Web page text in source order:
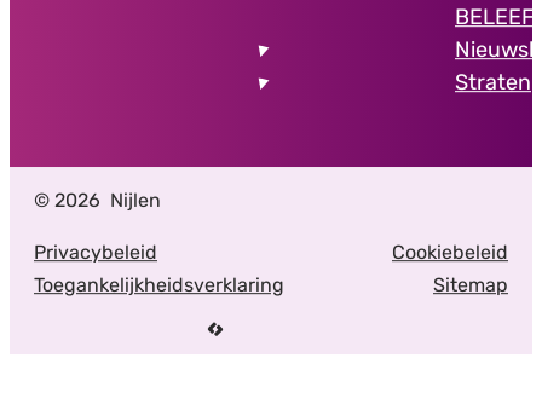
BELEEF
© 2026 Nijlen
Privacybeleid
Cookiebeleid
Toegankelijkheidsverklaring
Sitemap